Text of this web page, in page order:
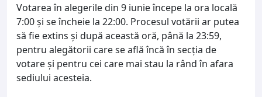
Votarea în alegerile din 9 iunie începe la ora locală
7:00 și se încheie la 22:00. Procesul votării ar putea
să fie extins și după această oră, până la 23:59,
pentru alegătorii care se află încă în secția de
votare și pentru cei care mai stau la rând în afara
sediului acesteia.